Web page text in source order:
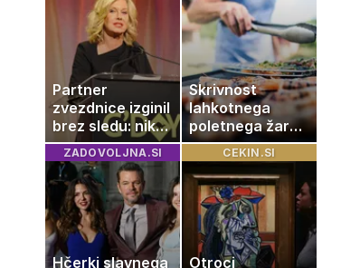
Partner
zvezdnice izginil
brez sledu: nikoli
ga niso našli,
nato je prišla še
ena tragedija
Skrivnost
lahkotnega
poletnega žara,
po katerem ne
boste
potrebovali
popoldanskega
spanca
ZADOVOLJNA.SI
Hčerki slavnega
CEKIN.SI
Otroci